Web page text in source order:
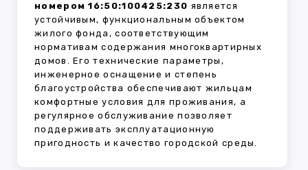
номером 16:50:100425:230 является
устойчивым, функциональным объектом
жилого фонда, соответствующим
нормативам содержания многоквартирных
домов. Его технические параметры,
инженерное оснащение и степень
благоустройства обеспечивают жильцам
комфортные условия для проживания, а
регулярное обслуживание позволяет
поддерживать эксплуатационную
пригодность и качество городской среды.